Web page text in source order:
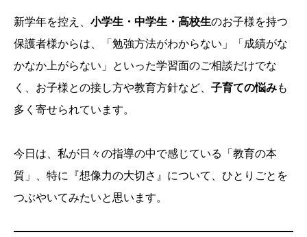
新学年を控え、 小学生・中学生・高校生のお子様を持つ
保護者様からは、「勉強方法がわからない」「成績がな
かなか上がらない」といった学習面のご相談だけでな
く、お子様との接し方や教育方針など、 子育ての悩みも
多く寄せられています。
今日は、私が日々の指導の中で感じている「教育の本
質」、特に『想像力の大切さ』について、ひとりごとを
つぶやいてみたいと思います。